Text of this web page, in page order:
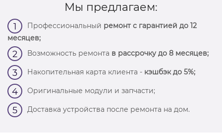
Мы предлагаем:
1 Профессиональный ремонт с гарантией до 12
месяцев;
2 Возможность ремонта в рассрочку до 8 месяцев;
3 Накопительная карта клиента - кэшбэк до 5%;
4 Оригинальные модули и запчасти;
5 Доставка устройства после ремонта на дом.